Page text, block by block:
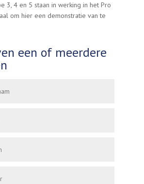
3, 4 en 5 staan in werking in het Pro
om hier een demonstratie van te
een of meerdere